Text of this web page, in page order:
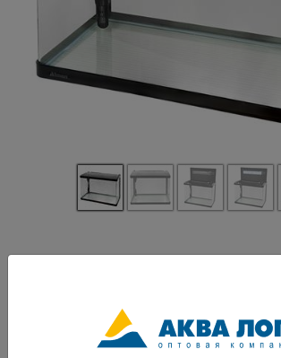
экологически чистого пластика. Аквариум имеет П-
стекло, благодаря чему спереди отсутствуют швы и
визуально становятся больше. Прочная крышка